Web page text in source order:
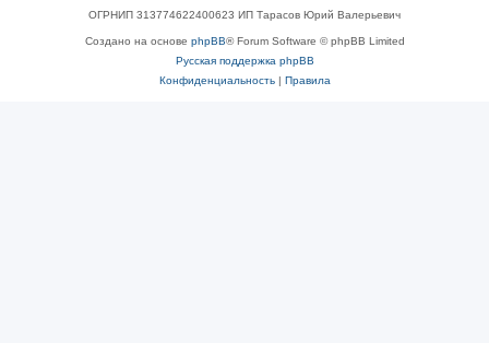
ОГРНИП 313774622400623 ИП Тарасов Юрий Валерьевич
Создано на основе phpBB® Forum Software © phpBB Limited
Русская поддержка phpBB
Конфиденциальность| Правила